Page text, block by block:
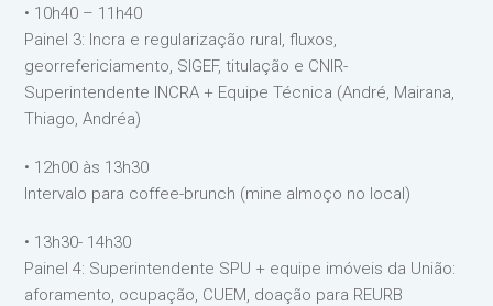
• 10h40 – 11h40
Painel 3: Incra e regularização rural, fluxos,
georrefericiamento, SIGEF, titulação e CNIR-
Superintendente INCRA + Equipe Técnica (André, Mairana,
Thiago, Andréa)
• 12h00 às 13h30
Intervalo para coffee-brunch (mine almoço no local)
• 13h30- 14h30
Painel 4: Superintendente SPU + equipe imóveis da União:
aforamento, ocupação, CUEM, doação para REURB